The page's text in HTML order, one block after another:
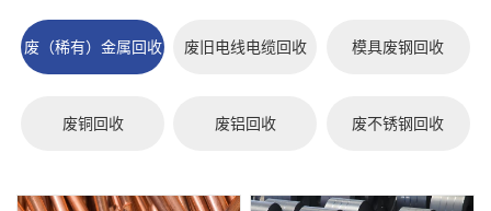
废（稀有）金属回收 废旧电线电缆回收 模具废钢回收
废铜回收 废铝回收 废不锈钢回收